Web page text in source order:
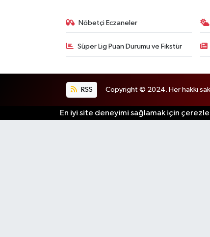
Nöbetçi Eczaneler
Süper Lig Puan Durumu ve Fikstür
RSS Copyright © 2024. Her hakkı
En iyi site deneyimi sağlamak için